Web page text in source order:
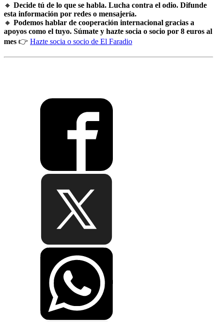
🔸 Decide tú de lo que se habla. Lucha contra el odio. Difunde
esta información por redes o mensajería.
🔸 Podemos hablar de cooperación internacional gracias a
apoyos como el tuyo. Súmate y hazte socia o socio por 8 euros al
mes 👉 Hazte socia o socio de El Faradio